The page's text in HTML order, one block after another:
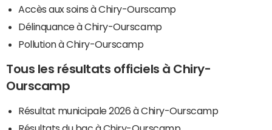
Accès aux soins à Chiry-Ourscamp
Délinquance à Chiry-Ourscamp
Pollution à Chiry-Ourscamp
Tous les résultats officiels à Chiry-
Ourscamp
Résultat municipale 2026 à Chiry-Ourscamp